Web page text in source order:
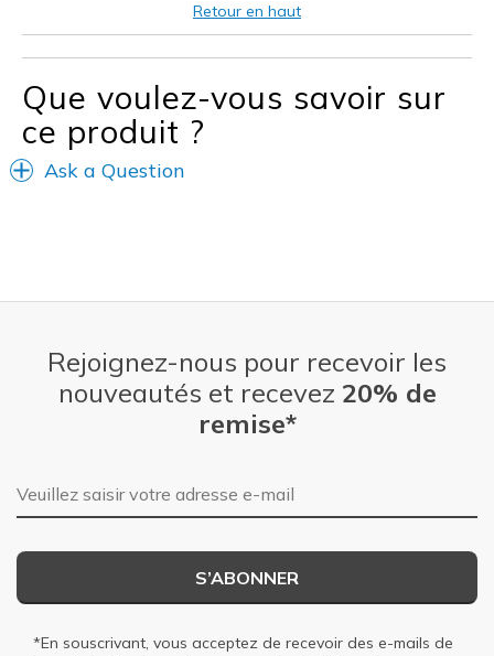
Going Out
Width
Feels true to width
Sizing
View On Shoes
Retour en haut
Que voulez-vous savoir sur
ce produit ?
Ask a Question
Rejoignez-nous pour recevoir les
nouveautés et recevez 20% de
remise*
Adresse e-mail
S’ABONNER
*En souscrivant, vous acceptez de recevoir des e-mails de